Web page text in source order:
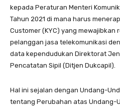
kepada Peraturan Menteri
Tahun 2021 di mana harus
Customer (KYC) yang mewajibkan
pelanggan jasa telekomunikasi
data kependudukan Direktorat
Pencatatan Sipil (Ditjen Dukcapil).
Hal ini sejalan dengan Undang-
tentang Perubahan atas Undang-